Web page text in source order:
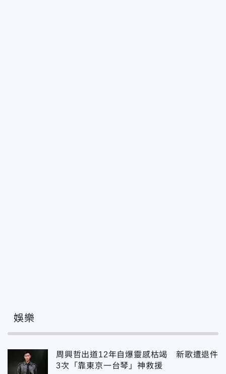
娛樂
周興哲出道12年自爆靈感枯竭 新歌遭退件
3次「靠東京一台琴」神救援